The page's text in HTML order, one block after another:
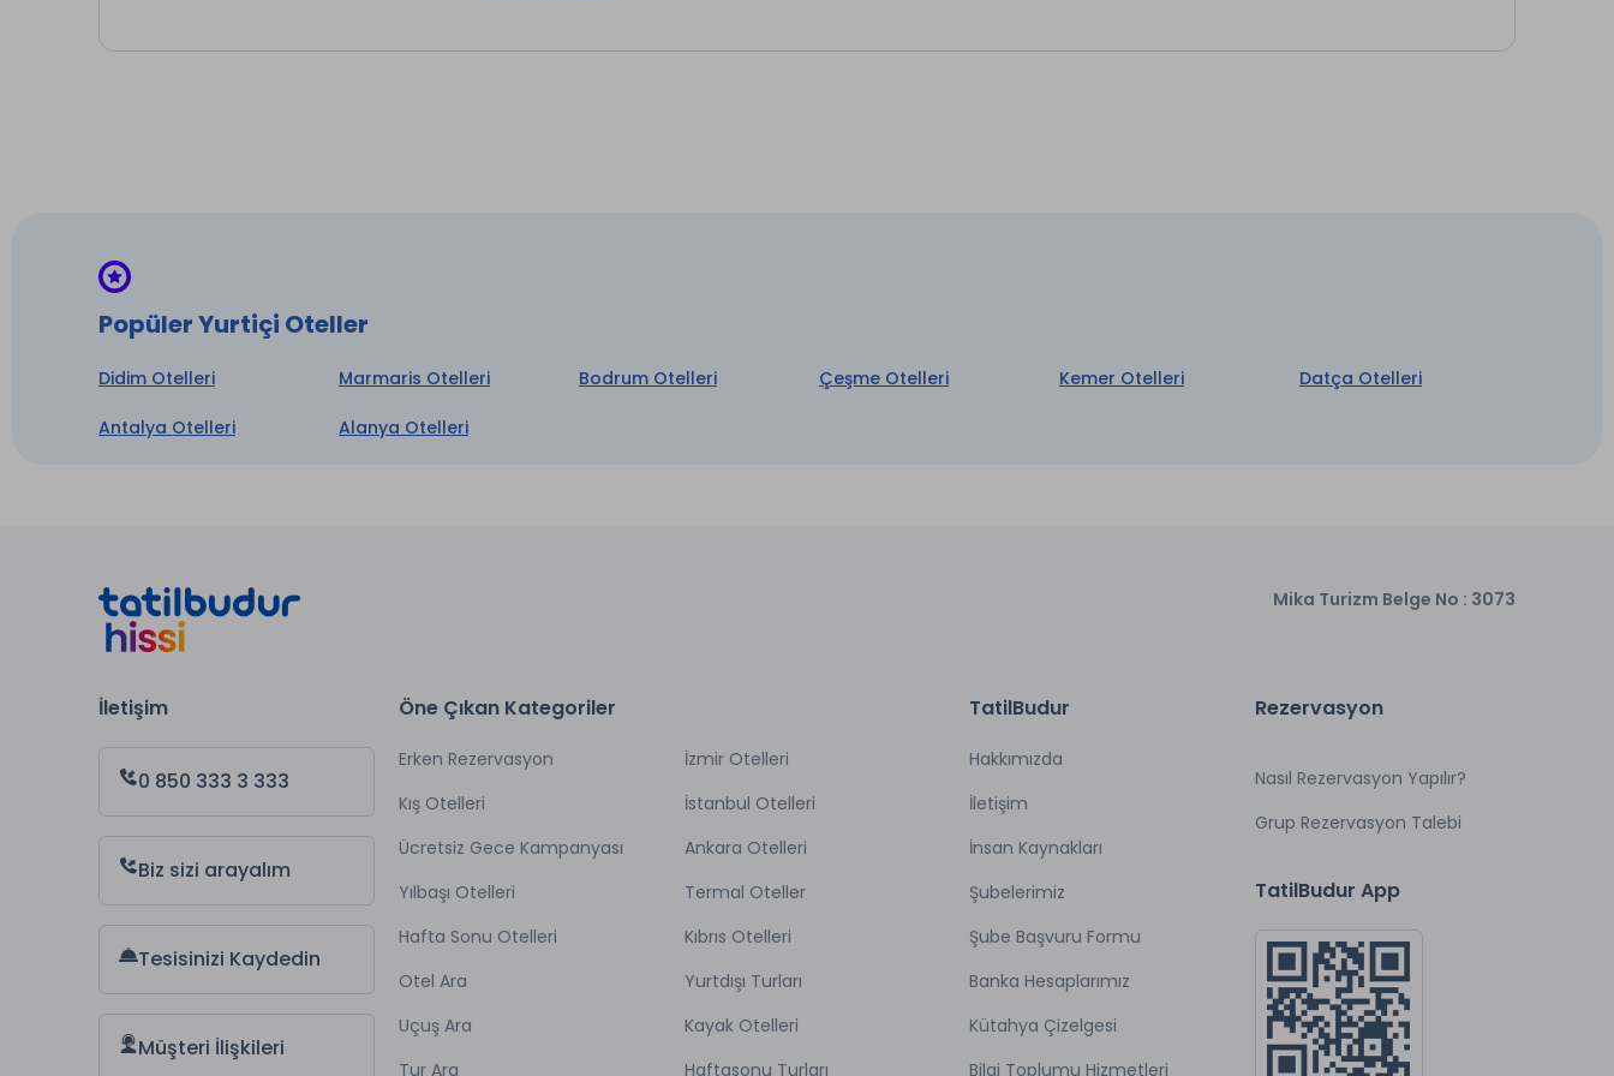
Mini Bar *
Popüler Yurtiçi Oteller
Didim Otelleri Marmaris Otelleri Bodrum Otelleri Çeşme Otelleri Kemer Otelleri Datça Otelleri
Antalya Otelleri Alanya Otelleri
Mika Turizm Belge No : 3073
İletişim
0 850 333 3 333
Biz sizi arayalım
Tesisinizi Kaydedin
Müşteri İlişkileri
Öne Çıkan Kategoriler
Erken Rezervasyon
Kış Otelleri
Ücretsiz Gece Kampanyası
Yılbaşı Otelleri
Hafta Sonu Otelleri
Otel Ara
Uçuş Ara
Tur Ara
İzmir Otelleri
İstanbul Otelleri
Ankara Otelleri
Termal Oteller
Kıbrıs Otelleri
Yurtdışı Turları
Kayak Otelleri
Haftasonu Turları
TatilBudur
Hakkımızda
İletişim
İnsan Kaynakları
Şubelerimiz
Şube Başvuru Formu
Banka Hesaplarımız
Kütahya Çizelgesi
Bilgi Toplumu Hizmetleri
Rezervasyon
Nasıl Rezervasyon Yapılır?
Grup Rezervasyon Talebi
TatilBudur App